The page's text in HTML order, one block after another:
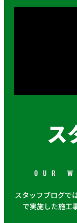
ス
OUR
スタッフブログで
で実施した施工